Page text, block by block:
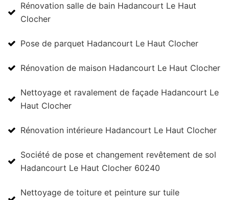
Rénovation salle de bain Hadancourt Le Haut
Clocher
Pose de parquet Hadancourt Le Haut Clocher
Rénovation de maison Hadancourt Le Haut Clocher
Nettoyage et ravalement de façade Hadancourt Le
Haut Clocher
Rénovation intérieure Hadancourt Le Haut Clocher
Société de pose et changement revêtement de sol
Hadancourt Le Haut Clocher 60240
Nettoyage de toiture et peinture sur tuile